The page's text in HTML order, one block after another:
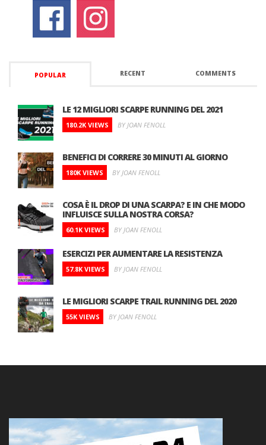
POPULAR RECENT COMMENTS
LE 12 MIGLIORI SCARPE RUNNING DEL 2021
180.2K VIEWS BY JOAN FENOLL
BENEFICI DI CORRERE 30 MINUTI AL GIORNO
180K VIEWS BY JOAN FENOLL
COSA È IL DROP DI UNA SCARPA? E IN CHE MODO
INFLUISCE SULLA NOSTRA CORSA?
60.1K VIEWS BY JOAN FENOLL
ESERCIZI PER AUMENTARE LA RESISTENZA
57.8K VIEWS BY JOAN FENOLL
LE MIGLIORI SCARPE TRAIL RUNNING DEL 2020
55K VIEWS BY JOAN FENOLL